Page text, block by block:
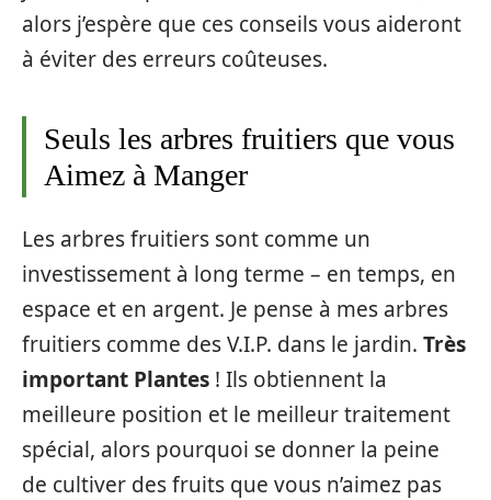
alors j’espère que ces conseils vous aideront
à éviter des erreurs coûteuses.
Seuls les arbres fruitiers que vous
Aimez à Manger
Les arbres fruitiers sont comme un
investissement à long terme – en temps, en
espace et en argent. Je pense à mes arbres
fruitiers comme des V.I.P. dans le jardin. Très
important Plantes ! Ils obtiennent la
meilleure position et le meilleur traitement
spécial, alors pourquoi se donner la peine
de cultiver des fruits que vous n’aimez pas